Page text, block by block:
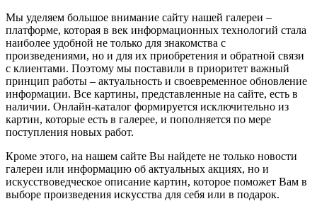
Мы уделяем большое внимание сайту нашей галереи –
платформе, которая в век информационных технологий стала
наиболее удобной не только для знакомства с
произведениями, но и для их приобретения и обратной связи
с клиентами. Поэтому мы поставили в приоритет важный
принцип работы – актуальность и своевременное обновление
информации. Все картины, представленные на сайте, есть в
наличии. Онлайн-каталог формируется исключительно из
картин, которые есть в галерее, и пополняется по мере
поступления новых работ.
Кроме этого, на нашем сайте Вы найдете не только новости
галереи или информацию об актуальных акциях, но и
искусствоведческое описание картин, которое поможет Вам в
выборе произведения искусства для себя или в подарок.